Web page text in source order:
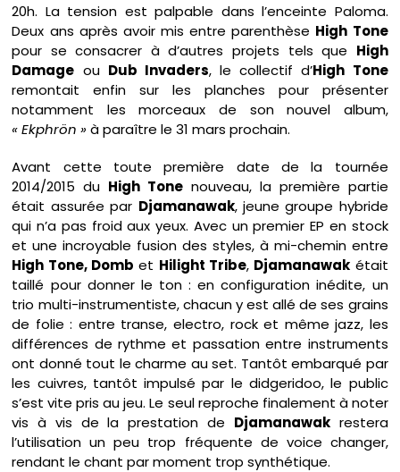
20h. La tension est palpable dans l’enceinte Paloma.
Deux ans après avoir mis entre parenthèse High Tone
pour se consacrer à d’autres projets tels que High
Damage ou Dub Invaders, le collectif d’High Tone
remontait enfin sur les planches pour présenter
notamment les morceaux de son nouvel album,
« Ekphrön »à paraître le 31 mars prochain.
Avant cette toute première date de la tournée
2014/2015 du High Tone nouveau, la première partie
était assurée par Djamanawak, jeune groupe hybride
qui n’a pas froid aux yeux. Avec un premier EP en stock
et une incroyable fusion des styles, à mi-chemin entre
High Tone, Domb et Hilight Tribe, Djamanawak était
taillé pour donner le ton : en configuration inédite, un
trio multi-instrumentiste, chacun y est allé de ses grains
de folie : entre transe, electro, rock et même jazz, les
différences de rythme et passation entre instruments
ont donné tout le charme au set. Tantôt embarqué par
les cuivres, tantôt impulsé par le didgeridoo, le public
s’est vite pris au jeu. Le seul reproche finalement à noter
vis à vis de la prestation de Djamanawakrestera
l’utilisation un peu trop fréquente de voice changer,
rendant le chant par moment trop synthétique.